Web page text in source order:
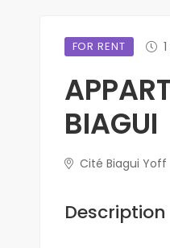
FOR RENT
BIAGUI
Cité Biagui Yoff
Description